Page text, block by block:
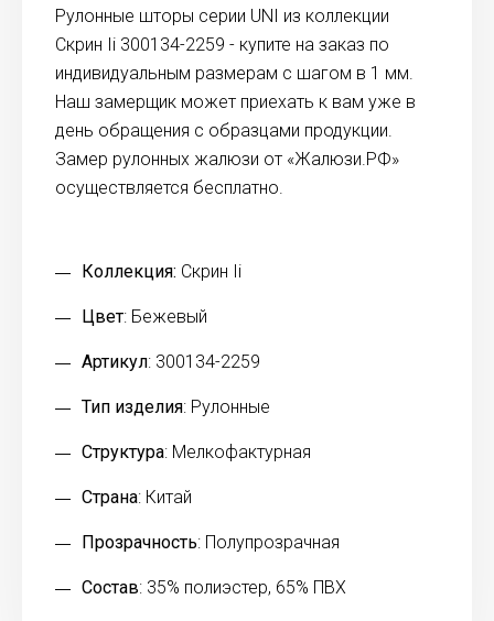
Рулонные шторы серии UNI из коллекции
Скрин Ii 300134-2259 - купите на заказ по
индивидуальным размерам с шагом в 1 мм.
Наш замерщик может приехать к вам уже в
день обращения с образцами продукции.
Замер рулонных жалюзи от «Жалюзи.РФ»
осуществляется бесплатно.
Коллекция: Скрин Ii
Цвет: Бежевый
Артикул: 300134-2259
Тип изделия: Рулонные
Структура: Мелкофактурная
Страна: Китай
Прозрачность: Полупрозрачная
Состав: 35% полиэстер, 65% ПВХ